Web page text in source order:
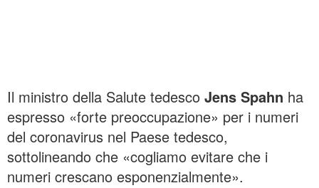
Il ministro della Salute tedesco Jens Spahn ha
espresso «forte preoccupazione» per i numeri
del coronavirus nel Paese tedesco,
sottolineando che «cogliamo evitare che i
numeri crescano esponenzialmente».